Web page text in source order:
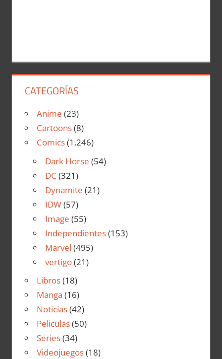
CATEGORÍAS
Anime (23)
Cartoons(8)
Comics(1.246)
Dark Horse (54)
DC (321)
Dynamite (21)
IDW(57)
Image (55)
Independientes(153)
Marvel (495)
vertigo(21)
Libros(18)
Manga (16)
Noticias(42)
Peliculas(50)
Series(34)
Videojuegos(18)